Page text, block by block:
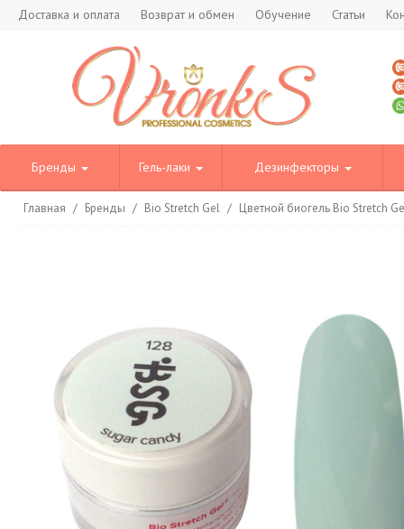
Доставка и оплата Возврат и обмен Обучение Статьи
Бренды Гель-лаки Дезинфекторы
Главная / Бренды / Bio Stretch Gel / Цветной биогель Bio Stretch